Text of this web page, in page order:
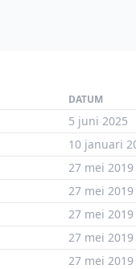
DATUM
5 juni 2025
10 januari
27 mei 2019
27 mei 2019
27 mei 2019
27 mei 2019
27 mei 2019